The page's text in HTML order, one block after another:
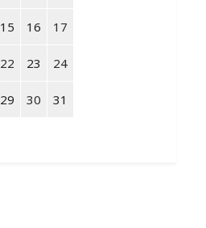
15 16 17
22 23 24
29 30
31